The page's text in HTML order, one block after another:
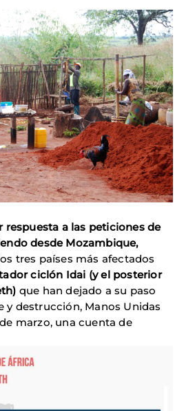
respuesta a las peticiones de
desde Mozambique,
tres países más afectados
ciclón Idai (y el posterior
que han dejado a su paso
y destrucción, Manos Unidas
marzo, una cuenta de